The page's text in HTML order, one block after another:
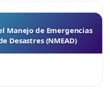
Manejo de Emergencias
Desastres (NMEAD)